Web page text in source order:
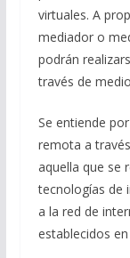
virtuales. A
mediador o
podrán
través de
Se entiende
remota a
aquella que se
tecnologías de
a la red de
establecidos